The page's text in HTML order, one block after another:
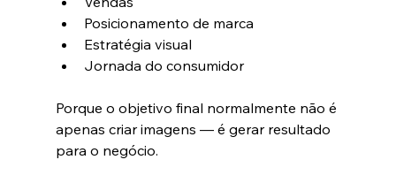
Posicionamento de marca
Estratégia visual
Jornada do consumidor
Porque o objetivo final normalmente não é
apenas criar imagens — é gerar resultado
para o negócio.